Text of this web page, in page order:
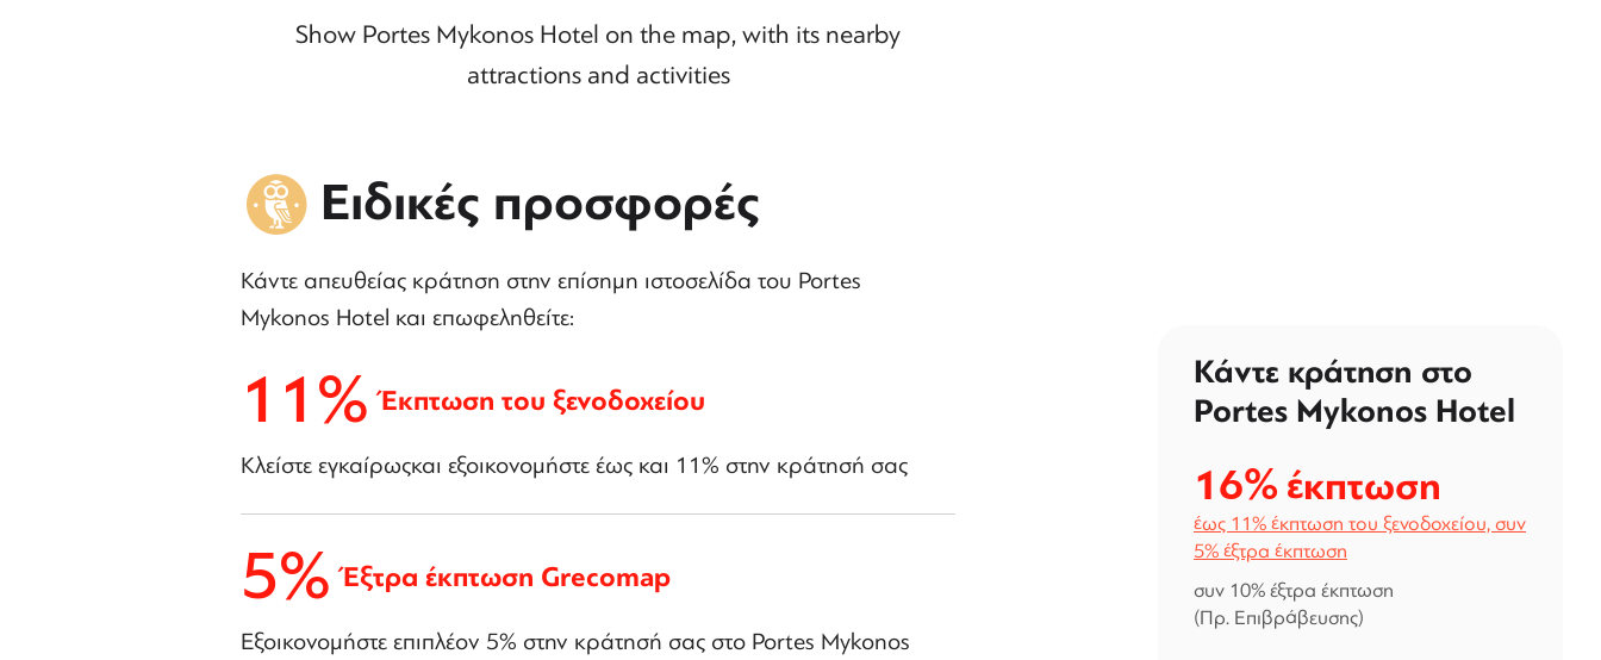
Κάντε κράτηση στο
Portes Mykonos Hotel
16%έκπτωση
έως 11% έκπτωση του ξενοδοχείου, συν
5% έξτρα έκπτωση
συν 10% έξτρα έκπτωση
(Πρ. Επιβράβευσης)
Show Portes Mykonos Hotel on the map, with its nearby
attractions and activities
Ειδικές προσφορές
Κάντε απευθείας κράτηση στην επίσημη ιστοσελίδα του Portes
Mykonos Hotel και επωφεληθείτε:
11% Έκπτωση του ξενοδοχείου
Κλείστε εγκαίρωςκαι εξοικονομήστε έως και 11% στην κράτησή σας
5% Έξτρα έκπτωση Grecomap
Εξοικονομήστε επιπλέον 5% στην κράτησή σας στο Portes Mykonos